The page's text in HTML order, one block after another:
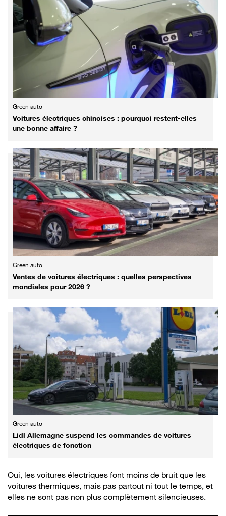
Green auto
Voitures électriques chinoises : pourquoi restent-elles
une bonne affaire ?
Green auto
Ventes de voitures électriques : quelles perspectives
mondiales pour 2026 ?
Green auto
Lidl Allemagne suspend les commandes de voitures
électriques de fonction
Oui, les voitures électriques font moins de bruit que les
voitures thermiques, mais pas partout ni tout le temps, et
elles ne sont pas non plus complètement silencieuses.